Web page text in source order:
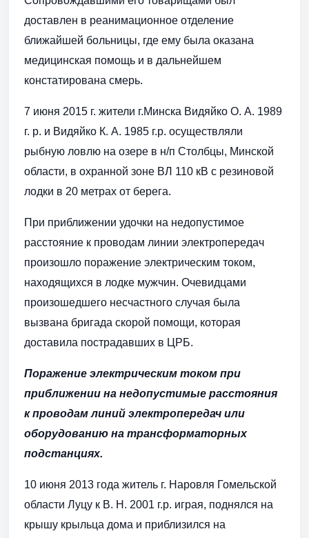
доставлен в реанимационное отделение
ближайшей больницы, где ему была оказана
медицинская помощь и в дальнейшем
констатирована смерь.
7 июня 2015 г. жители г.Минска Видяйко О. А. 1989
г. р. и Видяйко К. А. 1985 г.р. осуществляли
рыбную ловлю на озере в н/п Столбцы, Минской
области, в охранной зоне ВЛ 110 кВ с резиновой
лодки в 20 метрах от берега.
При приближении удочки на недопустимое
расстояние к проводам линии электропередач
произошло поражение электрическим током,
находящихся в лодке мужчин. Очевидцами
произошедшего несчастного случая была
вызвана бригада скорой помощи, которая
доставила пострадавших в ЦРБ.
Поражение электрическим током при
приближении на недопустимые расстояния
к проводам линий электропередач или
оборудованию на трансформаторных
подстанциях.
10 июня 2013 года житель г. Наровля Гомельской
области Луцу к В. Н. 2001 г.р. играя, поднялся на
крышу крыльца дома и приблизился на